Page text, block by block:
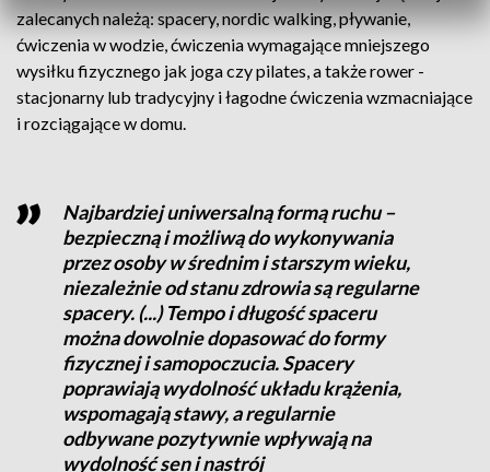
zalecanych należą: spacery, nordic walking, pływanie,
ćwiczenia w wodzie, ćwiczenia wymagające mniejszego
wysiłku fizycznego jak joga czy pilates, a także rower -
stacjonarny lub tradycyjny i łagodne ćwiczenia wzmacniające
i rozciągające w domu.
Najbardziej uniwersalną formą ruchu –
bezpieczną i możliwą do wykonywania
przez osoby w średnim i starszym wieku,
niezależnie od stanu zdrowia są regularne
spacery. (...) Tempo i długość spaceru
można dowolnie dopasować do formy
fizycznej i samopoczucia. Spacery
poprawiają wydolność układu krążenia,
wspomagają stawy, a regularnie
odbywane pozytywnie wpływają na
wydolność sen i nastrój